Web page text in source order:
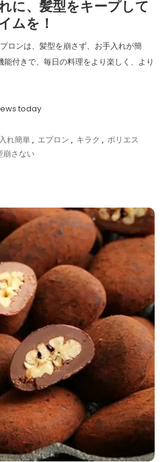
に、髪型をキープして
ムを！
ロンは、髪型を崩さず、お手入れが簡
付きで、毎日の料理をより楽しく、より
today
れ簡単, エプロン , キラク , ポリエス
崩さない